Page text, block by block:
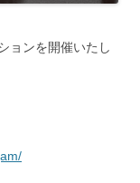
ョンを開催いたし